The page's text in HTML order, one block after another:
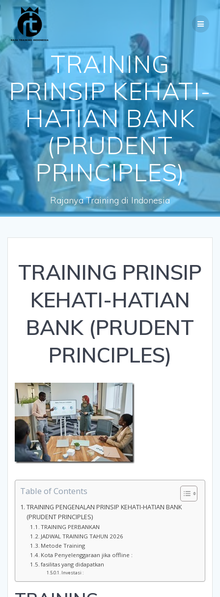
TRAINING
PRINSIP KEHATI-
HATIAN BANK
(PRUDENT
PRINCIPLES)
Rajanya Training di Indonesia
TRAINING PRINSIP
KEHATI-HATIAN
BANK (PRUDENT
PRINCIPLES)
Table of Contents
TRAINING PENGENALAN PRINSIP KEHATI-HATIAN BANK
(PRUDENT PRINCIPLES)
TRAINING PERBANKAN
JADWAL TRAINING TAHUN 2026
Metode Training
Kota Penyelenggaraan jika offline :
fasilitas yang didapatkan
Investasi :